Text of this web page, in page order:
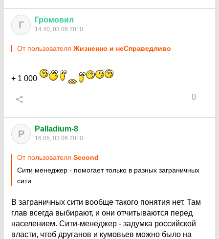
Г Громовил
14:40, 03.06.2010
От пользователя Жизненно и неСправедливо
+ 1 000
0
P Palladium-8
16:05, 03.06.2010
От пользователя Sеcond
Сити менеджер - помогает только в разных заграничных
cити.
В заграничных сити вообще такого понятия нет. Там
глав всегда выбирают, и они отчитываются перед
населением. Сити-менеджер - задумка российской
власти, чтоб друганов и кумовьев можно было на